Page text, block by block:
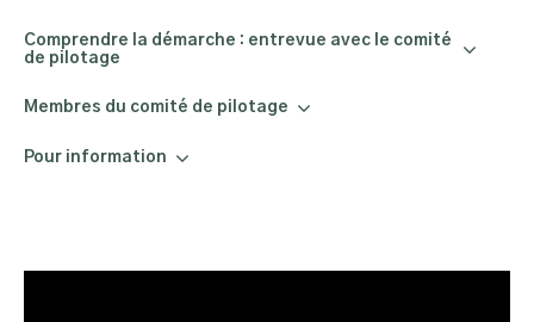
Comprendre la démarche : entrevue avec le comité
de pilotage
Membres du comité de pilotage
Pour information